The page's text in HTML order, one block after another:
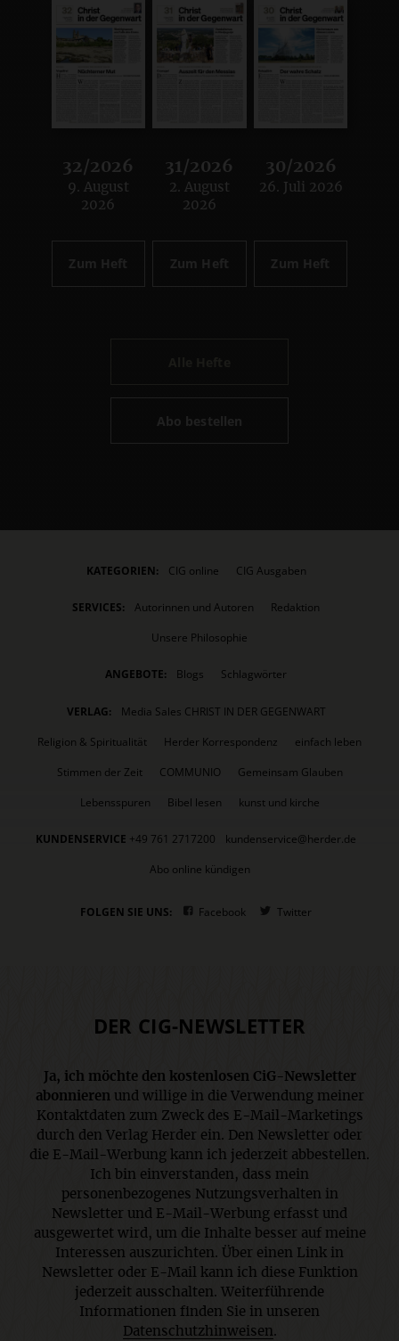
32/2026
:
9. August
2026
Zum Heft
31/2026
:
2. August
2026
Zum Heft
30/2026
:
26. Juli 2026
Zum Heft
Abo bestellen
KATEGORIEN: CIG online CIG Ausgaben
SERVICES: Autorinnen und Autoren
Redaktion
Unsere Philosophie
ANGEBOTE: Blogs Schlagwörter
VERLAG:
Media Sales CHRIST IN DER GEGENWART
Religion & Spiritualität
Herder Korrespondenz
einfach leben
Stimmen der Zeit
COMMUNIO
Gemeinsam Glauben
Lebensspuren
Bibel lesen kunst und kirche
KUNDENSERVICE +49 761 2717200
kundenservice@herder.de
Abo online kündigen
FOLGEN SIE UNS: Facebook Twitter
DER CIG-NEWSLETTER
Ja, ich möchte den kostenlosen CiG-Newsletter
abonnierenund willige in die Verwendung meiner
Kontaktdaten zum Zweck des E-Mail-Marketings
durch den Verlag Herder ein. Den Newsletter oder
die E-Mail-Werbung kann ich jederzeit abbestellen.
Ich bin einverstanden, dass mein
personenbezogenes Nutzungsverhalten in
Newsletter und E-Mail-Werbung erfasst und
ausgewertet wird, um die Inhalte besser auf meine
Interessen auszurichten. Über einen Link in
Newsletter oder E-Mail kann ich diese Funktion
jederzeit ausschalten. Weiterführende
Informationen finden Sie in unseren
Datenschutzhinweisen.